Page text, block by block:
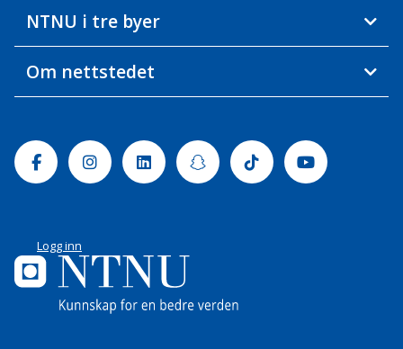
NTNU i tre byer
Om nettstedet
FacebookInstagramLinkedinSnapchatTiktok Youtube
Logg inn